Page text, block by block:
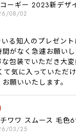
08/02
る知人のプレゼン
がなく急遽お願い
包装でいただき大
て気に入っていただ
願いいたします。
03/25